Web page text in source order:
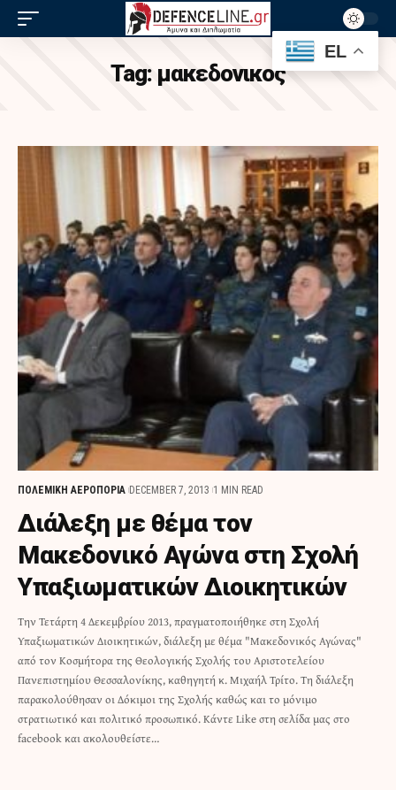
Tag: μακεδονικος
ΠΟΛΕΜΙΚΗ ΑΕΡΟΠΟΡΙΑ DECEMBER 7, 2013 1 MIN READ
Διάλεξη με θέμα τον
Μακεδονικό Αγώνα στη Σχολή
Υπαξιωματικών Διοικητικών
Την Τετάρτη 4 Δεκεμβρίου 2013, πραγματοποιήθηκε στη Σχολή
Υπαξιωματικών Διοικητικών, διάλεξη με θέμα "Μακεδονικός Αγώνας"
από τον Κοσμήτορα της Θεολογικής Σχολής του Αριστοτελείου
Πανεπιστημίου Θεσσαλονίκης, καθηγητή κ. Μιχαήλ Τρίτο. Τη διάλεξη
παρακολούθησαν οι Δόκιμοι της Σχολής καθώς και το μόνιμο
στρατιωτικό και πολιτικό προσωπικό. Κάντε Like στη σελίδα μας στο
facebook και ακολουθείστε…
EL